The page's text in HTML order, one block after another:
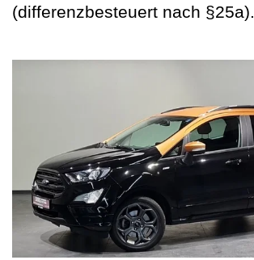
(differenzbesteuert nach §25a).